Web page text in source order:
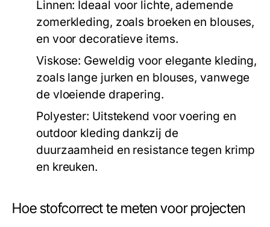
Linnen: Ideaal voor lichte, ademende
zomerkleding, zoals broeken en blouses,
en voor decoratieve items.
Viskose: Geweldig voor elegante kleding,
zoals lange jurken en blouses, vanwege
de vloeiende drapering.
Polyester: Uitstekend voor voering en
outdoor kleding dankzij de
duurzaamheid en resistance tegen krimp
en kreuken.
Hoe stofcorrect te meten voor projecten